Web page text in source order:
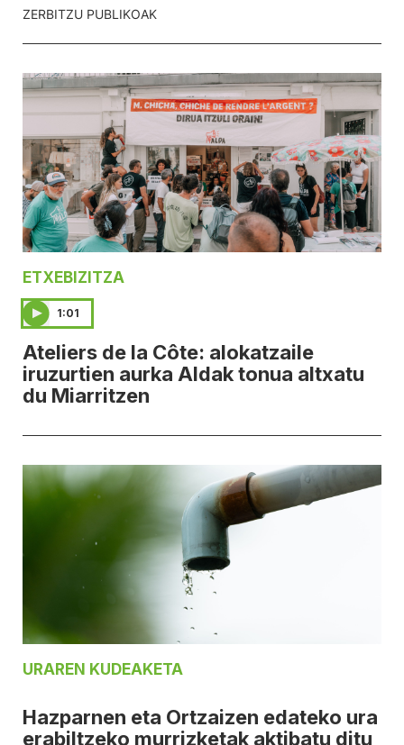
ZERBITZU PUBLIKOAK
ETXEBIZITZA
1:01
Ateliers de la Côte: alokatzaile
iruzurtien aurka Aldak tonua altxatu
du Miarritzen
URAREN KUDEAKETA
Hazparnen eta Ortzaizen edateko ura
erabiltzeko murrizketak aktibatu ditu